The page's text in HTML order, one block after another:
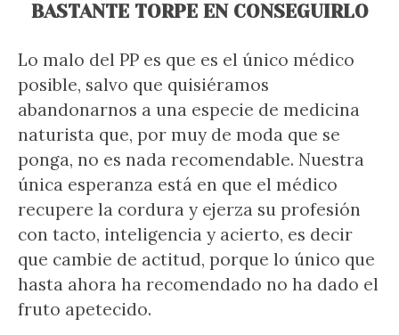
BASTANTE TORPE EN CONSEGUIRLO
Lo malo del PP es que es el único médico
posible, salvo que quisiéramos
abandonarnos a una especie de medicina
naturista que, por muy de moda que se
ponga, no es nada recomendable. Nuestra
única esperanza está en que el médico
recupere la cordura y ejerza su profesión
con tacto, inteligencia y acierto, es decir
que cambie de actitud, porque lo único que
hasta ahora ha recomendado no ha dado el
fruto apetecido.